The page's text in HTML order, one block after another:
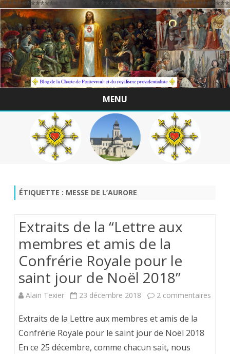
/
MENU
Skip
to
content
ÉTIQUETTE : MESSE DE L’AURORE
Extraits de la “Lettre aux
membres et amis de la
Confrérie Royale pour le
saint jour de Noël 2018”
Alain Texier 23 décembre 2018 2 commentaires
Extraits de la Lettre aux membres et amis de la
Confrérie Royale pour le saint jour de Noël 2018
En ce 25 décembre, comme chacun sait, nous